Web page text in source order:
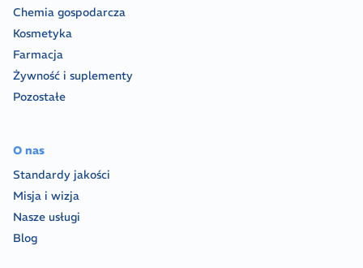
Chemia gospodarcza
Kosmetyka
Farmacja
Żywność i suplementy
Pozostałe
O nas
Standardy jakości
Misja i wizja
Nasze usługi
Blog